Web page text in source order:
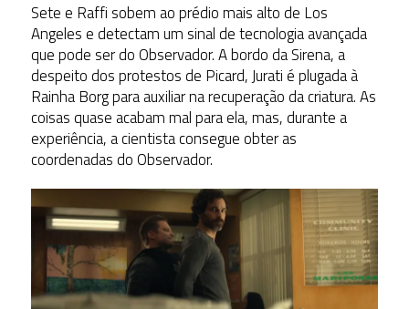
Sete e Raffi sobem ao prédio mais alto de Los
Angeles e detectam um sinal de tecnologia avançada
que pode ser do Observador. A bordo da Sirena, a
despeito dos protestos de Picard, Jurati é plugada à
Rainha Borg para auxiliar na recuperação da criatura. As
coisas quase acabam mal para ela, mas, durante a
experiência, a cientista consegue obter as
coordenadas do Observador.